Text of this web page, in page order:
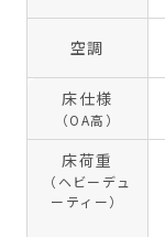
空調
床仕様
（OA高）
床荷重
（ヘビーデュ
ーティー）